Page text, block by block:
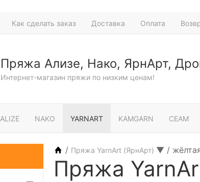
Как сделать заказ Доставка Оплата
Пряжа Ализе, Нако, ЯрнАрт,
Интернет-магазин пряжи по низким ценам!
ALIZE NAKO YARNART KAMGARN СЕАМ
/ Пряжа YarnArt (ЯрнАрт) ▼ /
Пряжа